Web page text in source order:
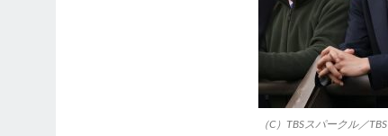
（C）TBSスパークル／TBS